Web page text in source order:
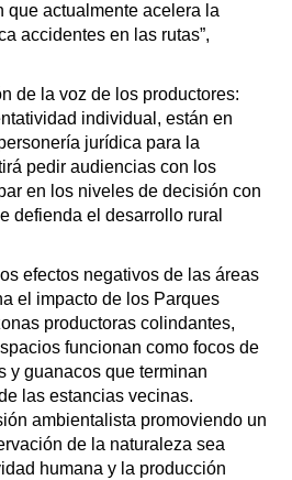
que actualmente acelera la
accidentes en las rutas”,
de la voz de los productores:
individual, están en
jurídica para la
pedir audiencias con los
en los niveles de decisión con
defienda el desarrollo rural
efectos negativos de las áreas
el impacto de los Parques
productoras colindantes,
funcionan como focos de
y guanacos que terminan
las estancias vecinas.
ambientalista promoviendo un
de la naturaleza sea
humana y la producción